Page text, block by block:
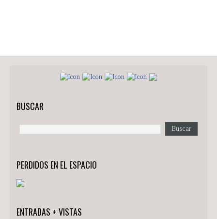
BUSCAR
PERDIDOS EN EL ESPACIO
ENTRADAS + VISTAS